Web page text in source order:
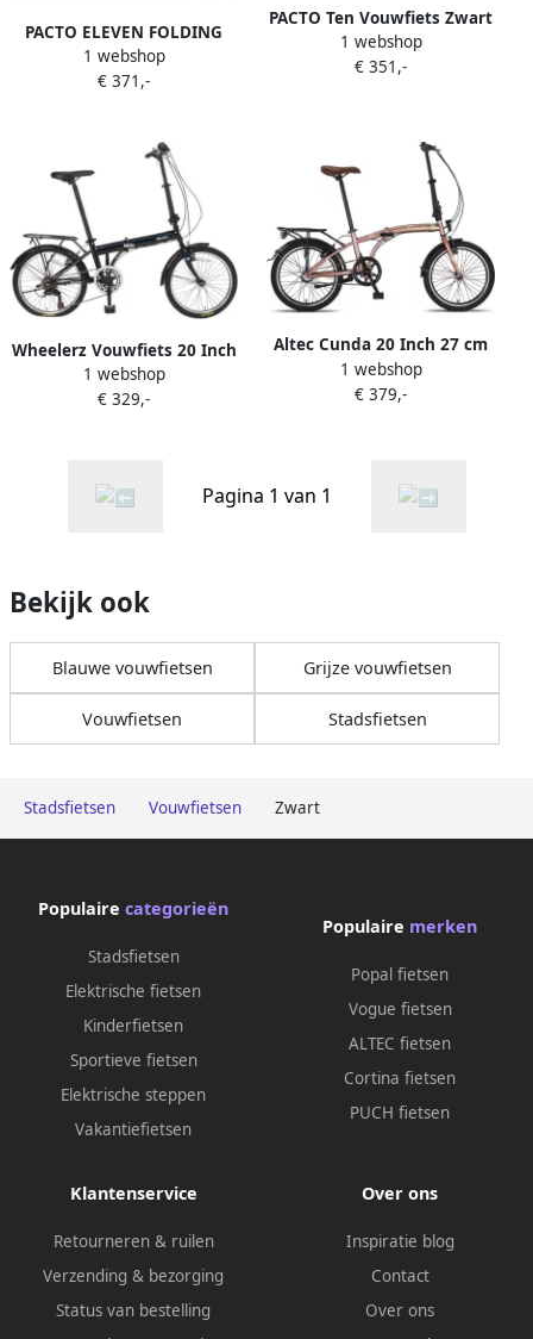
Stadsfietsen Vouwfietsen Zwart
PACTO ELEVEN FOLDING
BIKE BLACK GOLD 3v
VOUWFIETS PLOOIFIETS SHI
1 webshop
€ 371,-
PACTO Ten Vouwfiets Zwart
Shi o 6v 20 inch Plooifiets
Folding Bike
1 webshop
€ 351,-
Wheelerz Vouwfiets 20 Inch
6 Speed Shimano Zwart
1 webshop
€ 329,-
Altec Cunda 20 Inch 27 cm
Unisex 3V V Brakes Zwart
1 webshop
€ 379,-
Pagina 1 van 1
Bekijk ook
Blauwe vouwfietsen Grijze vouwfietsen
Vouwfietsen Stadsfietsen
Populaire categorieën
Stadsfietsen
Elektrische fietsen
Kinderfietsen
Sportieve fietsen
Elektrische steppen
Vakantiefietsen
Populaire merken
Popal fietsen
Vogue fietsen
ALTEC fietsen
Cortina fietsen
PUCH fietsen
Klantenservice
Retourneren & ruilen
Verzending & bezorging
Status van bestelling
Over ons
Inspiratie blog
Contact
Over ons